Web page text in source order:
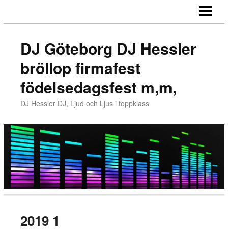
MUSIKEN
MUSIK
MEDIA
PRISER
KONTAKT
LÄNKAR
DJ Göteborg DJ Hessler
bröllop firmafest
födelsedagsfest m,m,
DJ Hessler DJ, Ljud och Ljus i toppklass
2019 1